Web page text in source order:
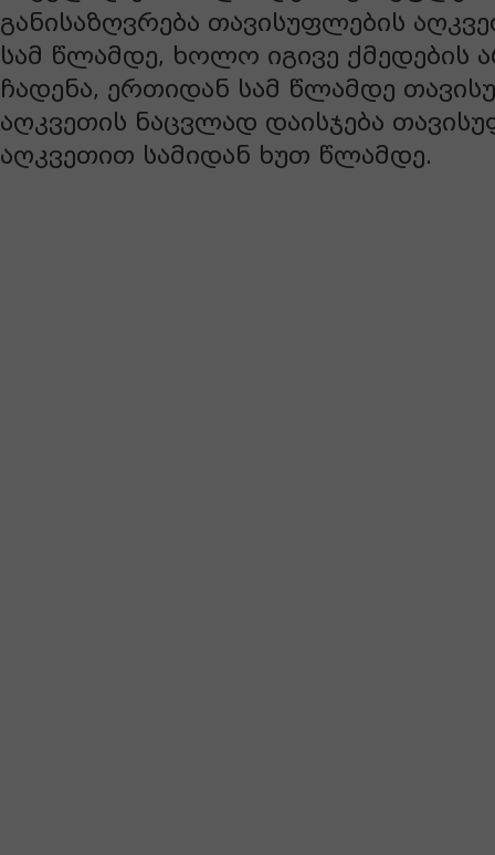
განისაზღვრება თავისუფლების
სამ წლამდე, ხოლო იგივე ქმედების
ჩადენა, ერთიდან სამ წლამდე
აღკვეთის ნაცვლად დაისჯება
აღკვეთით სამიდან ხუთ წლამდე.